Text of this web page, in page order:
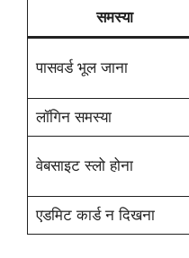
समस्या
पासवर्ड भूल जाना
लॉगिन समस्या
वेबसाइट स्लो होना
एडमिट कार्ड न दिखना